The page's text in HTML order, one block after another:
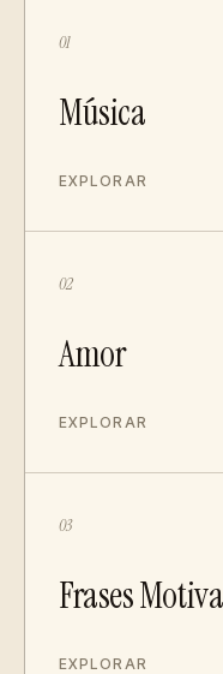
01
Música
EXPLORAR
02
Amor
EXPLORAR
03
Frases
EXPLORAR